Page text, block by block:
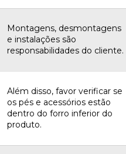
Montagens, desmontagens
e instalações são
responsabilidades do cliente.
Além disso, favor verificar se
os pés e acessórios estão
dentro do forro inferior do
produto.